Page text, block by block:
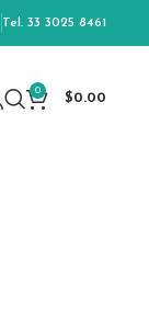
Tel. 33 3025 8461
0
$0.00